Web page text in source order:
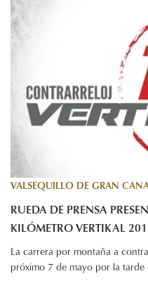
VALSEQUILLO DE GRAN
RUEDA DE PRENSA
KILÓMETRO VERTIKAL
La carrera por montaña a
próximo 7 de mayo por la tarde